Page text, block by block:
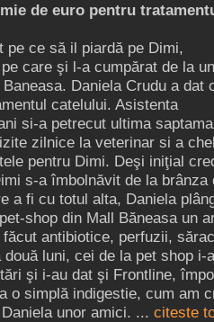
de euro pentru
pe ce să il piardă pe Dimi,
care şi l-a cumpărat de la un
Daniela Crudu a dat
catelului. Asistenta
si-a petrecut ultima
zilnice la veterinar si a
pentru Dimi. Deşi iniţial
s-a îmbolnăvit de la brânza
a fi cu totul alta, Daniela
shop din Mall Băneasa un
antibiotice, perfuzii,
luni, cei de la pet shop
şi i-au dat şi Frontline,
o simplă indigestie, cum am
unor amici. ... citeste